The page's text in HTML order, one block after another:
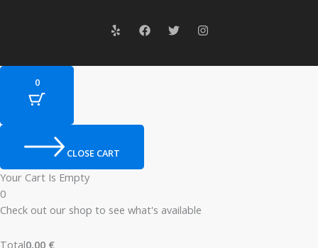
0
CLOSE CART
Your Cart Is Empty
0
Check out our shop to see what's available
Total0,00 €